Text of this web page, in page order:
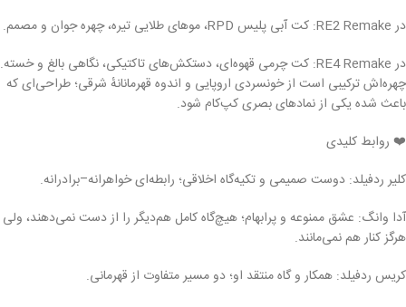
در RE2 Remake: کت آبی پلیس RPD، موهای طلایی تیره، چهره جوان و مصمم.
در RE4 Remake: کت چرمی قهوه‌ای، دستکش‌های تاکتیکی، نگاهی بالغ و خسته.
چهره‌اش ترکیبی است از خونسردی اروپایی و اندوه قهرمانانهٔ شرقی؛ طراحی‌ای که
باعث شده یکی از نمادهای بصری کپ‌کام شود.
❤️ روابط کلیدی
کلیر ردفیلد: دوست صمیمی و تکیه‌گاه اخلاقی؛ رابطه‌ای خواهرانه–برادرانه.
آدا وانگ: عشق ممنوعه و پر‌ابهام؛ هیچ‌گاه کامل هم‌دیگر را از دست نمی‌دهند، ولی
هرگز کنار هم نمی‌مانند.
کریس ردفیلد: همکار و گاه منتقد او؛ دو مسیر متفاوت از قهرمانی.